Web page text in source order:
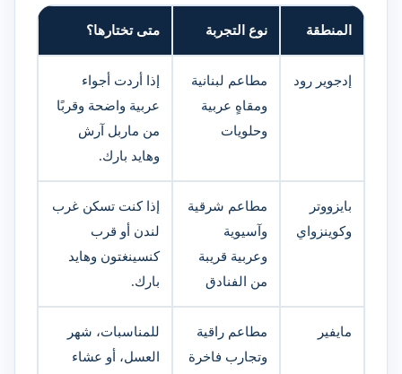
المنطقة نوع التجربة متى تختارها؟
إدجوير رود
مطاعم لبنانية
ومقاهٍ عربية
وحلويات
إذا أردت أجواء
عربية واضحة وقربًا
من ماربل آرش
وهايد بارك.
بايزووتر
وكوينزواي
مطاعم شرقية
وآسيوية
وعربية قريبة
من الفنادق
إذا كنت تسكن غرب
لندن أو قرب
كنسينغتون وهايد
بارك.
مايفير
مطاعم راقية
وتجارب فاخرة
للمناسبات، شهر
العسل، أو عشاء